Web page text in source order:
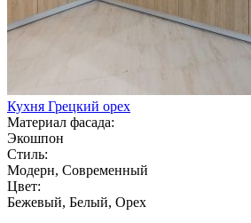
Кухня Грецкий орех
Материал фасада:
Экошпон
Стиль:
Модерн, Современный
Цвет:
Бежевый, Белый, Орех